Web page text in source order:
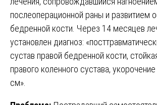
послеоперационной раны и развитием
бедренной кости. Через 14 месяцев
установлен диагноз:
сустав правой бедренной кости,
правого коленного сустава,
см».